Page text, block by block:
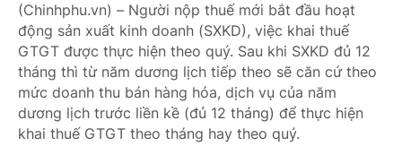
(Chinhphu.vn) – Người nộp thuế mới bắt đầu hoạt
động sản xuất kinh doanh (SXKD), việc khai thuế
GTGT được thực hiện theo quý. Sau khi SXKD đủ 12
tháng thì từ năm dương lịch tiếp theo sẽ căn cứ theo
mức doanh thu bán hàng hóa, dịch vụ của năm
dương lịch trước liền kề (đủ 12 tháng) để thực hiện
khai thuế GTGT theo tháng hay theo quý.